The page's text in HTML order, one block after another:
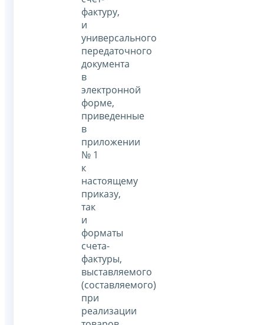
фактуру,
и
универсального
передаточного
документа
в
электронной
форме,
приведенные
в
приложении
№ 1
к
настоящему
приказу,
так
и
форматы
счета-
фактуры,
выставляемого
(составляемого)
при
реализации